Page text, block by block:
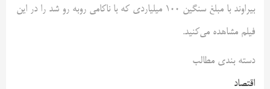
بیراوند با مبلغ سنگین ۱۰۰ میلیاردی که با ناکامی روبه رو شد را در این
فیلم مشاهده می‌کنید.
دسته بندی مطالب
اقتصاد